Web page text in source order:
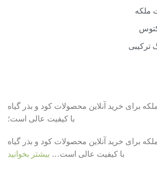
ملکه
ترکیبی
برای خرید آنلاین محصولات کود و بذر گیاه
با کیفیت عالی است؛
برای خرید آنلاین محصولات کود و بذر گیاه
با کیفیت عالی است… بیشتر بخوانید